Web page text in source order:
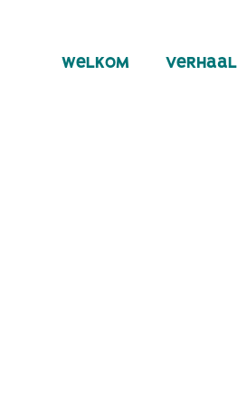
welkom verhaal
welkom verhaal